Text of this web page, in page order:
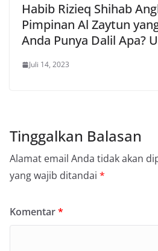
Habib Rizieq Shihab
Pimpinan Al Zaytun
Anda Punya Dalil Apa?
Juli 14, 2023
Tinggalkan Balasan
Alamat email Anda tidak akan
yang wajib ditandai *
Komentar*